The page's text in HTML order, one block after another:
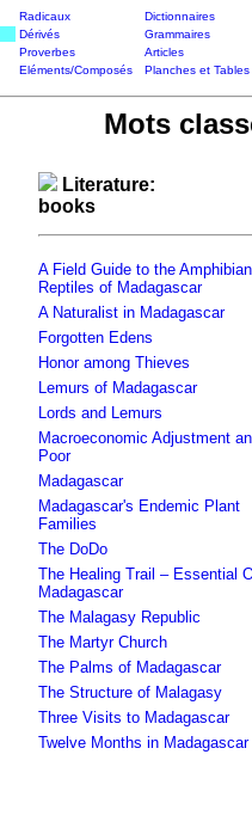
Radicaux
Dictionnaires
Dérivés
Grammaires
Proverbes
Articles
Eléments/Composés Planches et Tables
Mots
Literature:
books
A Field Guide to the
Reptiles of Madagascar
A Naturalist in Madagascar
Forgotten Edens
Honor among Thieves
Lemurs of Madagascar
Lords and Lemurs
Macroeconomic Adjustment
Poor
Madagascar
Madagascar's Endemic Plant
Families
The DoDo
The Healing Trail – Essential
Madagascar
The Malagasy Republic
The Martyr Church
The Palms of Madagascar
The Structure of Malagasy
Three Visits to Madagascar
Twelve Months in Madagascar